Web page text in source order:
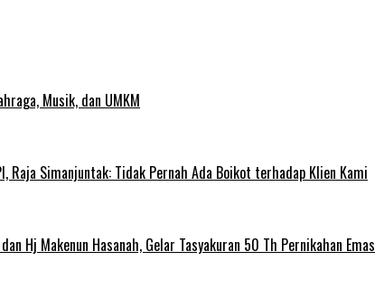
Musik, dan UMKM
Raja Simanjuntak: Tidak Pernah Ada Boikot terhadap Klien Kami
Hj Makenun Hasanah, Gelar Tasyakuran 50 Th Pernikahan Emas